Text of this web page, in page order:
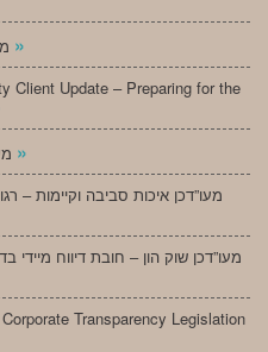
»
Client Update – Preparing for the
»
מעו”דכן איכות סביבה וקיימות –
מעו”דכן שוק הון – חובת דיווח מיידי
Transparency Legislation